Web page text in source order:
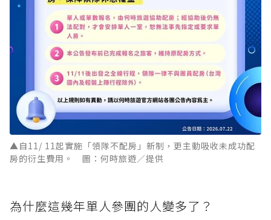
▲自11/ 11起實施「領隊不配房」新制，更主動吸收未成功配
房的衍生費用。 圖：何時旅遊／提供
為什麼這幾年單人參團的人變多了？